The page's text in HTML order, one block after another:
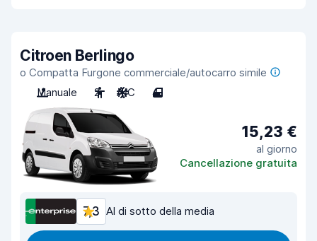
Citroen Berlingo
o Compatta Furgone commerciale/autocarro simile
Manuale
2 A/C 4
15,23 €
al giorno
Cancellazione gratuita
7,3 Al di sotto della media